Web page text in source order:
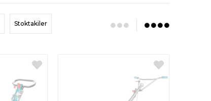
Stoktakiler